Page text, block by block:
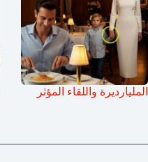
المليارديرة واللقاء المؤثر